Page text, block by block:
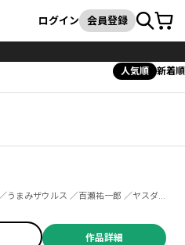
検索
ログイン 会員登録カート
人気順 新着順
作品詳細